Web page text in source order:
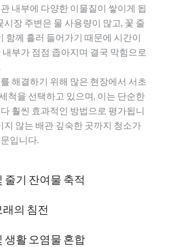
내부에 다양한 이물질이 쌓이게 됩
시장 주변은 물 사용량이 많고, 꽃 줄
함께 흘러 들어가기 때문에 시간이
내부가 점점 좁아지며 결국 막힘으로
해결하기 위해 많은 현장에서 서초
척을 선택하고 있으며, 이는 단순한
훨씬 효과적인 방법으로 평가됩니
지 않는 배관 깊숙한 곳까지 청소가
입니다.
줄기 잔여물 축적
래의 침전
생활 오염물 혼합